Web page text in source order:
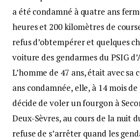
a été condamné à quatre ans
heures et 200 kilomètres de
refus d’obtempérer et quelques
voiture des gendarmes du PSIG
L’homme de 47 ans, était avec sa
ans condamnée, elle, à 14 mois
décide de voler un fourgon à
Deux-Sèvres, au cours de la nuit
refuse de s’arrêter quand les